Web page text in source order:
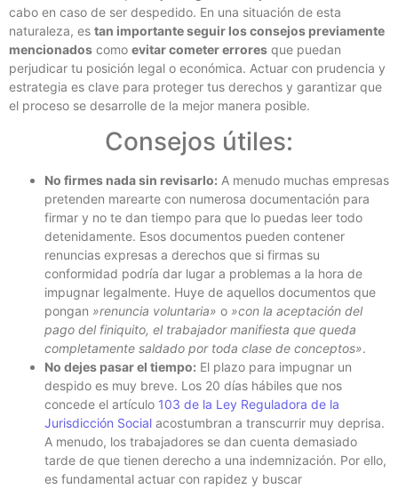
cabo en caso de ser despedido. En una situación de esta
naturaleza, es tan importante seguir los consejos previamente
mencionados como evitar cometer errores que puedan
perjudicar tu posición legal o económica. Actuar con prudencia y
estrategia es clave para proteger tus derechos y garantizar que
el proceso se desarrolle de la mejor manera posible.
Consejos útiles:
No firmes nada sin revisarlo: A menudo muchas empresas
pretenden marearte con numerosa documentación para
firmar y no te dan tiempo para que lo puedas leer todo
detenidamente. Esos documentos pueden contener
renuncias expresas a derechos que si firmas su
conformidad podría dar lugar a problemas a la hora de
impugnar legalmente. Huye de aquellos documentos que
pongan »renuncia voluntaria» o »con la aceptación del
pago del finiquito, el trabajador manifiesta que queda
completamente saldado por toda clase de conceptos».
No dejes pasar el tiempo: El plazo para impugnar un
despido es muy breve. Los 20 días hábiles que nos
concede el artículo 103 de la Ley Reguladora de la
Jurisdicción Social acostumbran a transcurrir muy deprisa.
A menudo, los trabajadores se dan cuenta demasiado
tarde de que tienen derecho a una indemnización. Por ello,
es fundamental actuar con rapidez y buscar